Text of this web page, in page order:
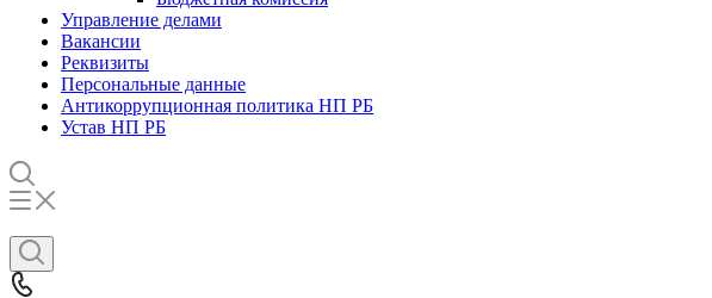
Управление делами
Вакансии
Реквизиты
Персональные данные
Антикоррупционная политика НП РБ
Устав НП РБ